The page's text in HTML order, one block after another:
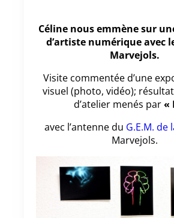
Céline nous emmène sur
d’artiste numérique avec
Marvejols.
Visite commentée d’une
visuel (photo, vidéo);
d’atelier menés par«
avec l’antenne du G.E.M. de
Marvejols.